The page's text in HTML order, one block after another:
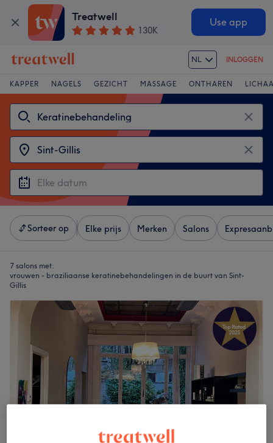
Treatwell
130K
Use app
NL INLOGGEN
KAPPER NAGELS GEZICHT MASSAGE ONTHAREN
Sorteer op Elke prijs Merken Salons
7 salons met:
vrouwen - braziliaanse keratinebehandelingen in de buurt van Sint-
Gillis